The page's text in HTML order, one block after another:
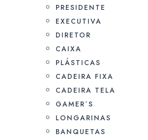
PRESIDENTE
EXECUTIVA
DIRETOR
CAIXA
PLÁSTICAS
CADEIRA FIXA
CADEIRA TELA
GAMER´S
LONGARINAS
BANQUETAS